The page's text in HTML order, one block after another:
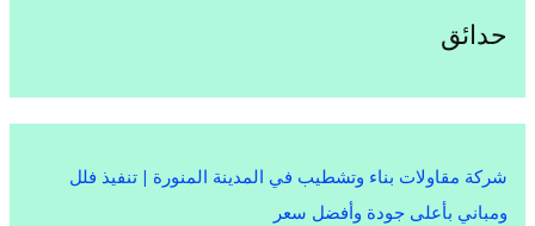
حدائق
شركة مقاولات بناء وتشطيب في المدينة المنورة | تنفيذ فلل
ومباني بأعلى جودة وأفضل سعر